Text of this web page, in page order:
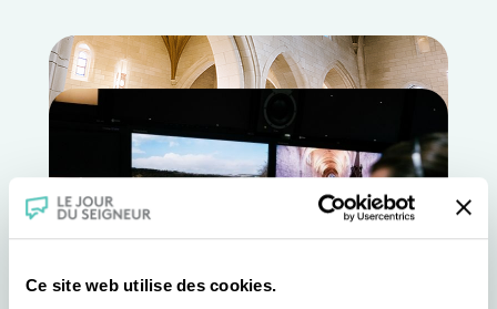
Ce site web utilise des cookies.